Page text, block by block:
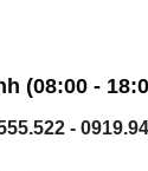
(08:00 -
-